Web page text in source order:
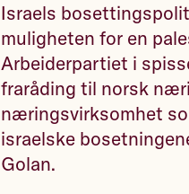
Israels
muligheten for en
Arbeiderpartiet i
fraråding til norsk
næringsvirksomhet
israelske
Golan.